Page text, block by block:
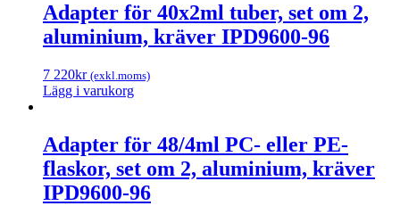
Adapter för 40x2ml tuber, set om 2,
aluminium, kräver IPD9600-96
7 220kr (exkl.moms)
Lägg i varukorg
Adapter för 48/4ml PC- eller PE-
flaskor, set om 2, aluminium, kräver
IPD9600-96